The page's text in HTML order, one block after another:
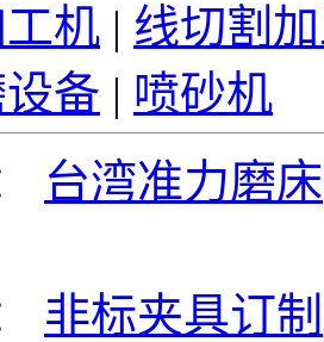
机 | 线切割
备 | 喷砂机
台湾准力磨床
非标夹具订制